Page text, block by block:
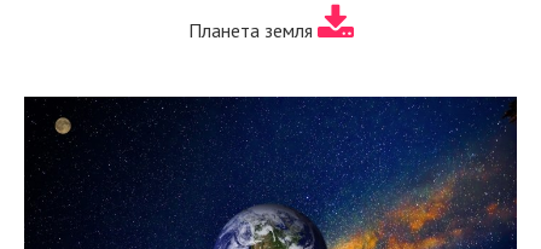
Планета земля